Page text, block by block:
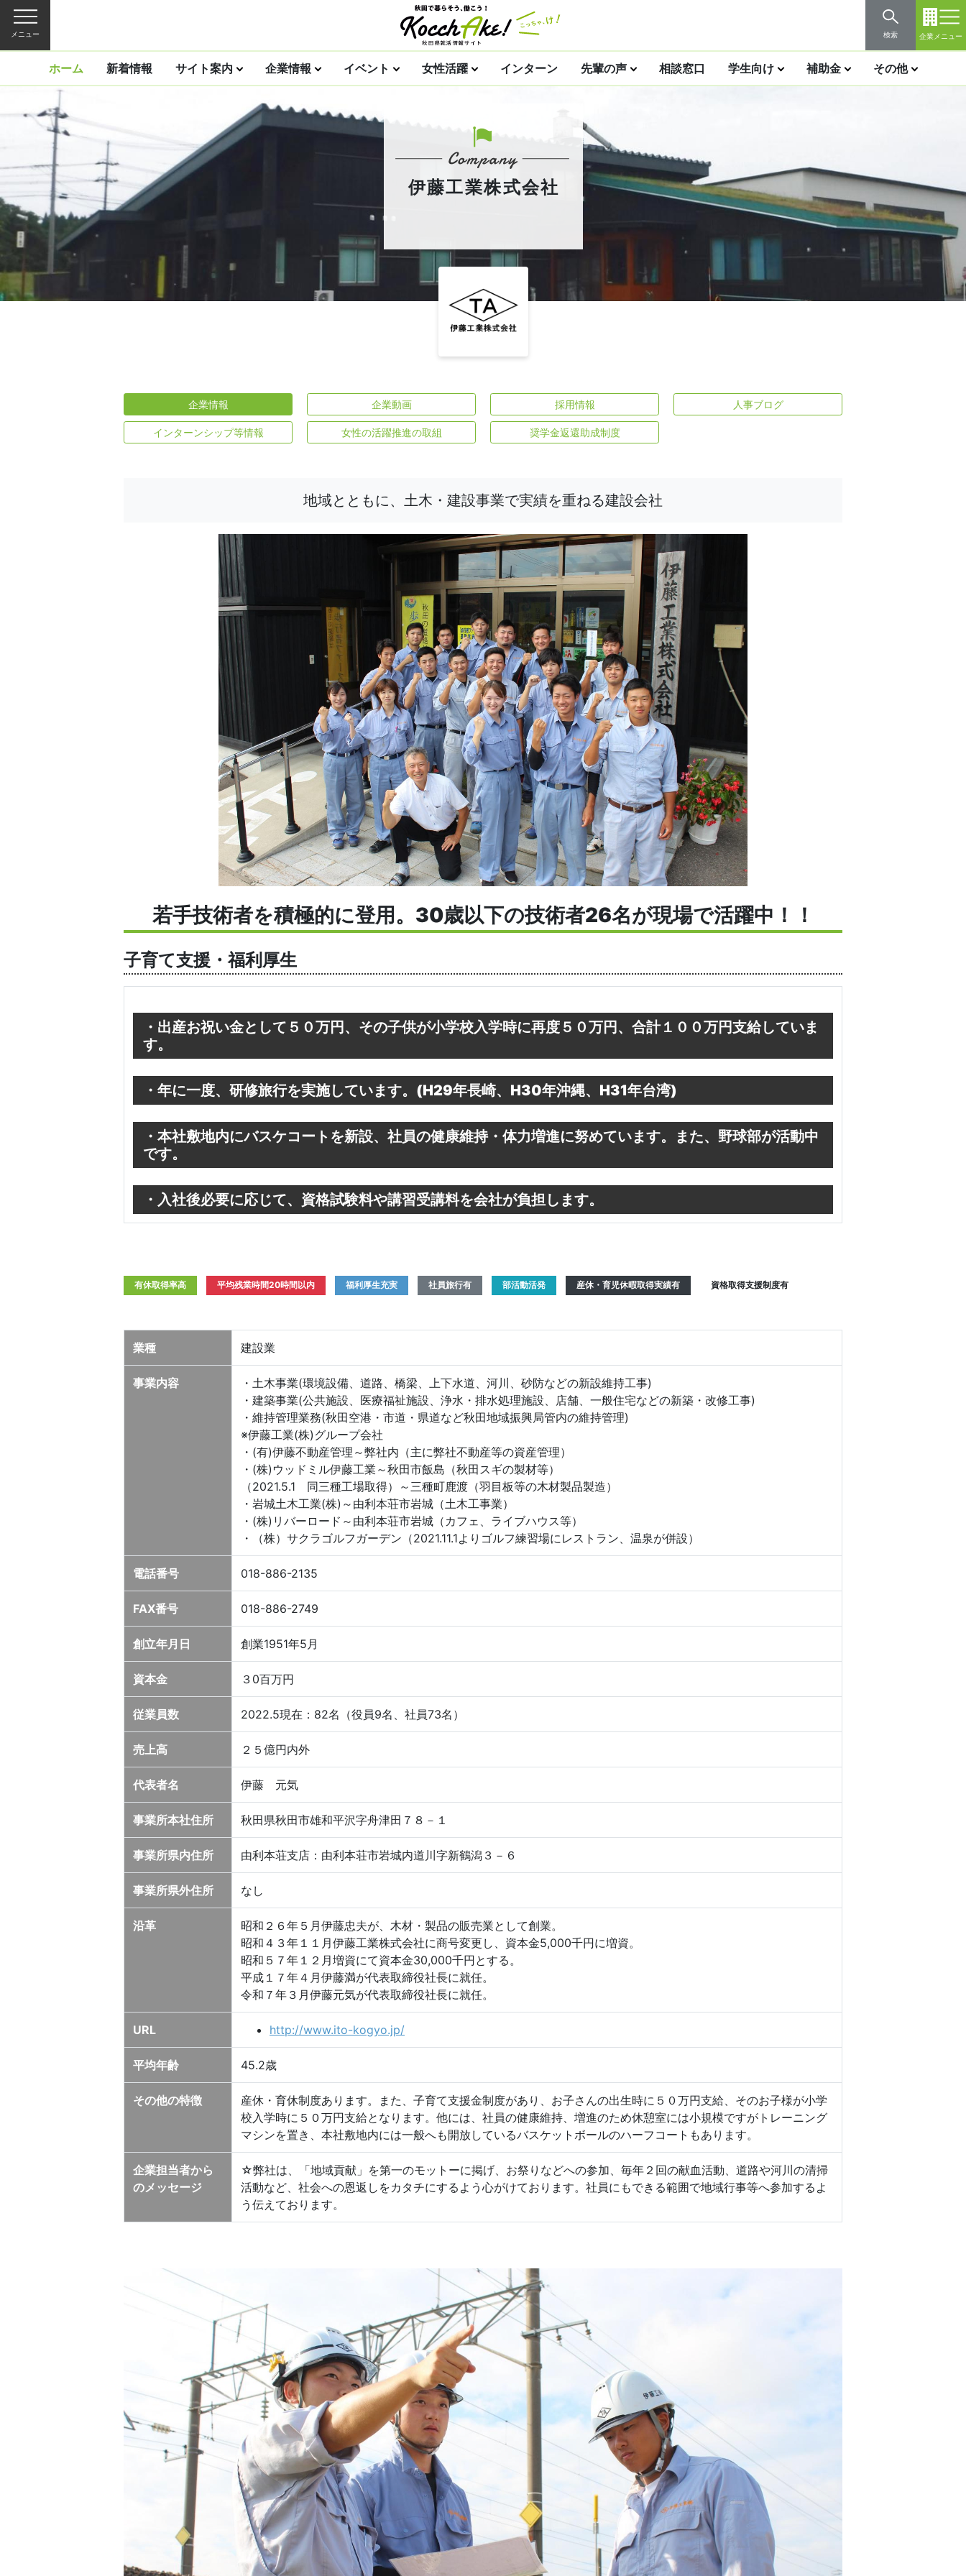
メニュー 検索 企業メニュー
ホーム 新着情報 サイト案内 企業情報 イベント 女性活躍 インターン 先輩の声 相談窓口 学生向け 補助金 その他
伊藤工業株式会社
企業情報 企業動画 採用情報 人事ブログ
インターンシップ等情報 女性の活躍推進の取組 奨学金返還助成制度
地域とともに、土木・建設事業で実績を重ねる建設会社
若手技術者を積極的に登用。30歳以下の技術者26名が現場で活躍中！！
子育て支援・福利厚生
・出産お祝い金として５０万円、その子供が小学校入学時に再度５０万円、合計１００万円支給していま
す。
・年に一度、研修旅行を実施しています。(H29年長崎、H30年沖縄、H31年台湾)
・本社敷地内にバスケコートを新設、社員の健康維持・体力増進に努めています。また、野球部が活動中
です。
・入社後必要に応じて、資格試験料や講習受講料を会社が負担します。
有休取得率高 平均残業時間20時間以内 福利厚生充実 社員旅行有 部活動活発 産休・育児休暇取得実績有 資格取得支援制度有
業種 建設業
事業内容
・土木事業(環境設備、道路、橋梁、上下水道、河川、砂防などの新設維持工事)
・建築事業(公共施設、医療福祉施設、浄水・排水処理施設、店舗、一般住宅などの新築・改修工事)
・維持管理業務(秋田空港・市道・県道など秋田地域振興局管内の維持管理)
※伊藤工業(株)グループ会社
・(有)伊藤不動産管理～弊社内（主に弊社不動産等の資産管理）
・(株)ウッドミル伊藤工業～秋田市飯島（秋田スギの製材等）
（2021.5.1 同三種工場取得）～三種町鹿渡（羽目板等の木材製品製造）
・岩城土木工業(株)～由利本荘市岩城（土木工事業）
・(株)リバーロード～由利本荘市岩城（カフェ、ライブハウス等）
・（株）サクラゴルフガーデン（2021.11.1よりゴルフ練習場にレストラン、温泉が併設）
電話番号 018-886-2135
FAX番号 018-886-2749
創立年月日 創業1951年5月
資本金 ３0百万円
従業員数 2022.5現在：82名（役員9名、社員73名）
売上高 ２５億円内外
代表者名 伊藤 元気
事業所本社住所 秋田県秋田市雄和平沢字舟津田７８－１
事業所県内住所 由利本荘支店：由利本荘市岩城内道川字新鶴潟３－６
事業所県外住所 なし
沿革
昭和２６年５月伊藤忠夫が、木材・製品の販売業として創業。
昭和４３年１１月伊藤工業株式会社に商号変更し、資本金5,000千円に増資。
昭和５７年１２月増資にて資本金30,000千円とする。
平成１７年４月伊藤満が代表取締役社長に就任。
令和７年３月伊藤元気が代表取締役社長に就任。
URL http://www.ito-kogyo.jp/
平均年齢 45.2歳
その他の特徴
産休・育休制度あります。また、子育て支援金制度があり、お子さんの出生時に５０万円支給、そのお子様が小学
校入学時に５０万円支給となります。他には、社員の健康維持、増進のため休憩室には小規模ですがトレーニング
マシンを置き、本社敷地内には一般へも開放しているバスケットボールのハーフコートもあります。
企業担当者から
のメッセージ
☆弊社は、「地域貢献」を第一のモットーに掲げ、お祭りなどへの参加、毎年２回の献血活動、道路や河川の清掃
活動など、社会への恩返しをカタチにするよう心がけております。社員にもできる範囲で地域行事等へ参加するよ
う伝えております。